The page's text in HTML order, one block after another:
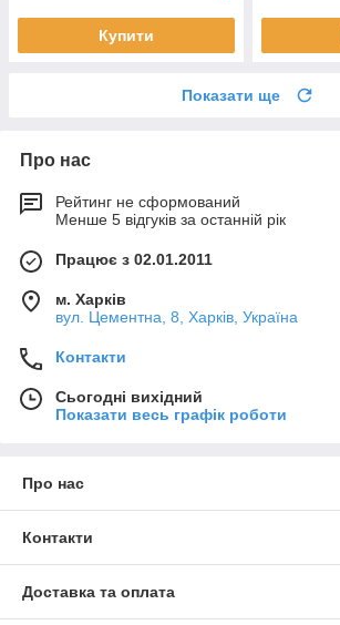
Купити
Показати ще
Про нас
Рейтинг не сформований
Менше 5 відгуків за останній рік
Працює з 02.01.2011
м. Харків
вул. Цементна, 8, Харків, Україна
Контакти
Сьогодні вихідний
Показати весь графік роботи
Про нас
Контакти
Доставка та оплата